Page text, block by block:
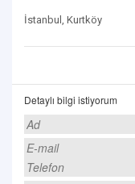
İstanbul, Kurtköy
Detaylı bilgi istiyorum